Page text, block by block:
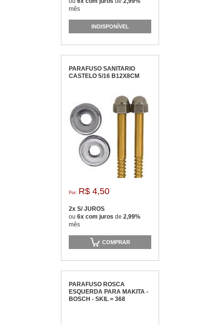
mês
INDISPONÍVEL
PARAFUSO SANITARIO
CASTELO 5/16 B12X8CM
Por: R$ 4,50
2x S/ JUROS
ou 6x com juros de 2,99%
mês
COMPRAR
PARAFUSO ROSCA
ESQUERDA PARA MAKITA -
BOSCH - SKIL = 368